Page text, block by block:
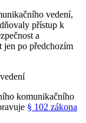
vedení,
přístup k
a
jen po předchozím
komunikačního
§ 102 zákona